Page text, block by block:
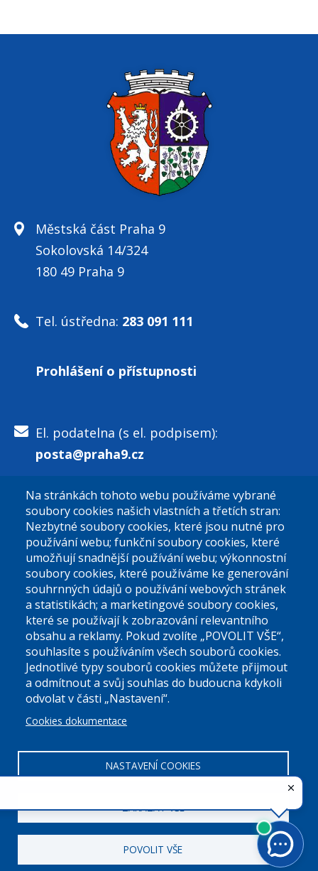
Městská část Praha 9
Sokolovská 14/324
180 49 Praha 9
Tel. ústředna: 283 091 111
Prohlášení o přístupnosti
El. podatelna (s el. podpisem):
posta@praha9.cz
El. podatelna (bez el. podpisu):
podatelna@praha9.cz
Úřední dny:
Po a St: 08.00-12.00; 13.00-18.00
Úřední hodiny
00063894DIČ:CZ00063894
Na stránkách tohoto webu používáme vybrané
soubory cookies našich vlastních a třetích stran:
Nezbytné soubory cookies, které jsou nutné pro
používání webu; funkční soubory cookies, které
umožňují snadnější používání webu; výkonnostní
soubory cookies, které používáme ke generování
souhrnných údajů o používání webových stránek
a statistikách; a marketingové soubory cookies,
které se používají k zobrazování relevantního
obsahu a reklamy. Pokud zvolíte „POVOLIT VŠE“,
souhlasíte s používáním všech souborů cookies.
Jednotlivé typy souborů cookies můžete přijmout
a odmítnout a svůj souhlas do budoucna kdykoli
odvolat v části „Nastavení“.
Cookies dokumentace
NASTAVENÍ COOKIES
ZAKÁZAT VŠE
POVOLIT VŠE